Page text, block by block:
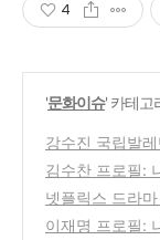
4
'문화이슈' 카테고
강수진 국립발
향 업적 남편 자
김수찬 프로필:
수 경력, 대표곡
넷플릭스 드라
리, 원작, 촬영지
이재명 프로필: